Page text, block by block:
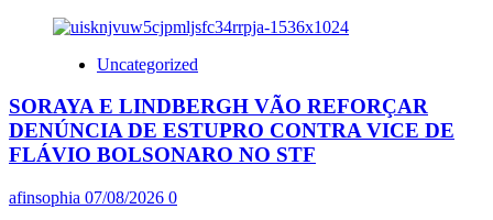
Uncategorized
SORAYA E LINDBERGH VÃO REFORÇAR
DENÚNCIA DE ESTUPRO CONTRA VICE DE
FLÁVIO BOLSONARO NO STF
afinsophia 07/08/2026 0